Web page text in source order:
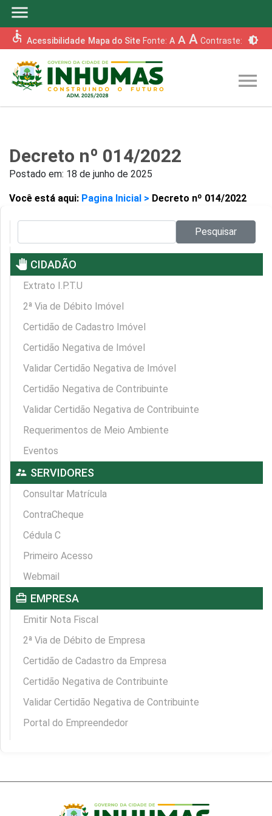
menu
accessible Acessibilidade Mapa do Site Fonte: A A A Contraste: brightness_6
menu
Decreto nº 014/2022
Postado em: 18 de junho de 2025
Você está aqui: Pagina Inicial > Decreto nº 014/2022
Pesquisar
pan_tool CIDADÃO
Extrato I.P.T.U
2ª Via de Débito Imóvel
Certidão de Cadastro Imóvel
Certidão Negativa de Imóvel
Validar Certidão Negativa de Imóvel
Certidão Negativa de Contribuinte
Validar Certidão Negativa de Contribuinte
Requerimentos de Meio Ambiente
Eventos
supervisor_account SERVIDORES
Consultar Matrícula
ContraCheque
Cédula C
Primeiro Acesso
Webmail
card_travel EMPRESA
Emitir Nota Fiscal
2ª Via de Débito de Empresa
Certidão de Cadastro da Empresa
Certidão Negativa de Contribuinte
Validar Certidão Negativa de Contribuinte
Portal do Empreendedor